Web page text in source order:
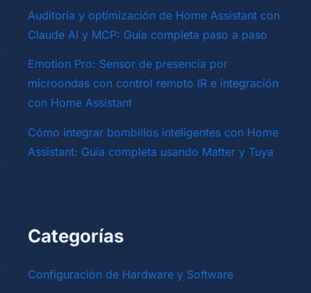
Auditoría y optimización de Home Assistant con
Claude AI y MCP: Guía completa paso a paso
Emotion Pro: Sensor de presencia por
microondas con control remoto IR e integración
con Home Assistant
Cómo integrar bombillos inteligentes con Home
Assistant: Guía completa usando Matter y Tuya
Categorías
Configuración de Hardware y Software